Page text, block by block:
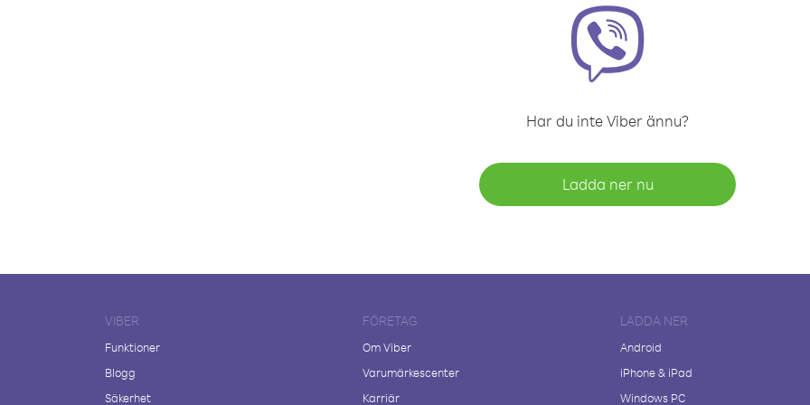
Har du inte Viber ännu?
Ladda ner nu
VIBER
Funktioner
Blogg
Säkerhet
FÖRETAG
Om Viber
Varumärkescenter
Karriär
LADDA NER
Android
iPhone & iPad
Windows PC